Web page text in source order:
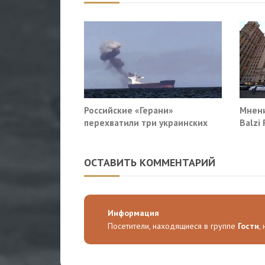
Российские «Герани»
перехватили три украинских
Balzi
ОСТАВИТЬ КОММЕНТАРИЙ
Информация
Посетители, находящиеся в группе Гости